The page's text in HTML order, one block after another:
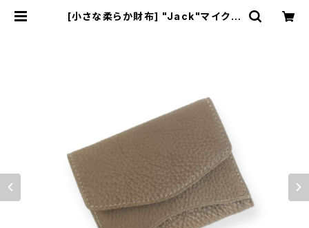
[小さな柔らか財布] "Jack"マイクロ